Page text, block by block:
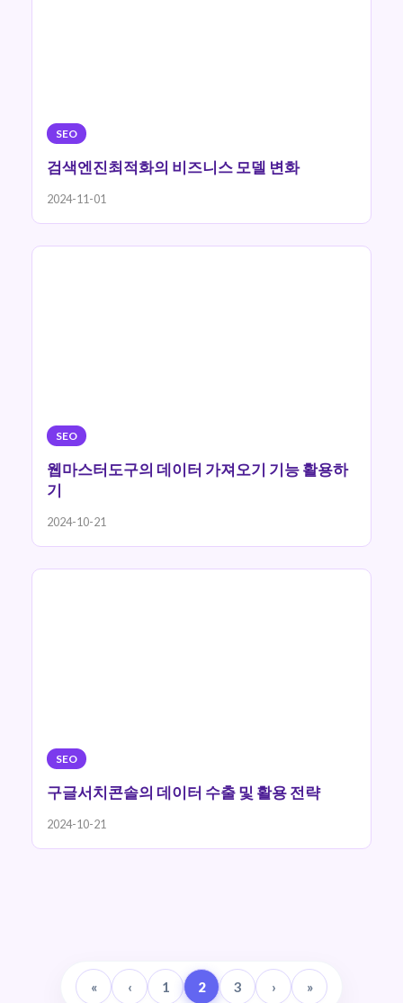
SEO
검색엔진최적화의 비즈니스 모델 변화
2024-11-01
SEO
웹마스터도구의 데이터 가져오기 기능 활용하
기
2024-10-21
SEO
구글서치콘솔의 데이터 수출 및 활용 전략
2024-10-21
« ‹ 1 2 3 › »